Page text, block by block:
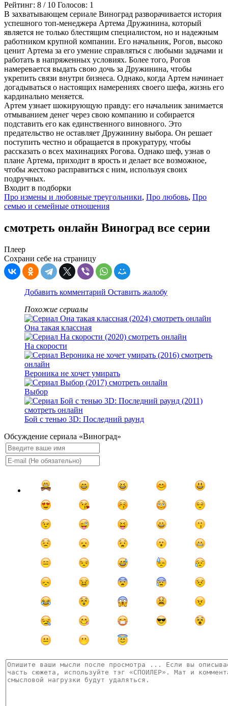
Рейтинг: 8 / 10 Голосов: 1
В захватывающем сериале Виноград разворачивается история
успешного топ-менеджера Артема Дружинина, который
является не только блестящим специалистом, но и надежным
работником крупной компании. Его начальник, Рогов, высоко
ценит Артема за его умение справляться с любыми задачами и
работать в напряженных условиях. Более того, Рогов
намеревается выдать свою дочь за Дружинина, чтобы
укрепить связи внутри бизнеса. Однако, когда Артем начинает
догадываться о настоящих намерениях своего шефа, жизнь его
кардинально меняется.
Артем узнает шокирующую правду: его начальник занимается
отмыванием денег через свою компанию и собирается
подставить его как единственного виновного. Это
предательство не оставляет Дружинину выбора. Он решает
поступить честно и обращается в прокуратуру, чтобы
рассказать о всех махинациях Рогова. Однако шеф, узнав о
плане Артема, приходит в ярость и делает все возможное,
чтобы жестоко расправиться с ним, используя своих
подручных.
Входит в подборки
Про измены и любовные треугольники, Про любовь, Про
семью и семейные отношения
смотреть онлайн Виноград все серии
Плеер
Сохрани себе на страницу
Добавить комментарий Оставить жалобу
Похожие сериалы
Она такая классная
На скорости
Вероника не хочет умирать
Выбор
Бой с тенью 3D: Последний раунд
Обсуждение сериала «Виноград»